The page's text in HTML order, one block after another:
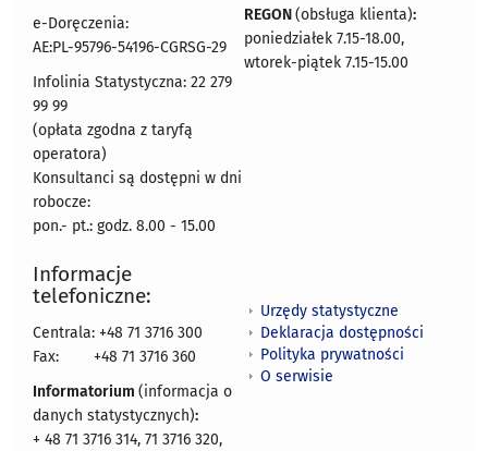
e-Doręczenia:
AE:PL-95796-54196-CGRSG-29
Infolinia Statystyczna: 22 279
99 99
(opłata zgodna z taryfą
operatora)
Konsultanci są dostępni w dni
robocze:
pon.- pt.: godz. 8.00 - 15.00
REGON(obsługa klienta):
poniedziałek 7.15-18.00,
wtorek-piątek 7.15-15.00
Informacje
telefoniczne:
Centrala: +48 71 3716 300
Fax:
+48 71 3716 360
Informatorium (informacja o
danych statystycznych):
+ 48 71 3716 314, 71 3716 320,
Urzędy statystyczne
Deklaracja dostępności
Polityka prywatności
O serwisie